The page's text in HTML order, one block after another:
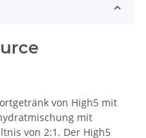
von High5 mit
mit
von 2:1. Der High5